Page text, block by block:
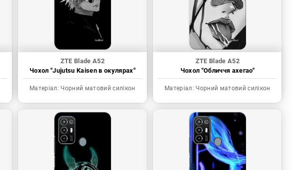
ZTE Blade A52
Чохол "Jujutsu Kaisen в окулярах"
Матеріал: Чорний матовий силікон
ZTE Blade A52
Чохол "Обличчя ахегао"
Матеріал: Чорний матовий силікон